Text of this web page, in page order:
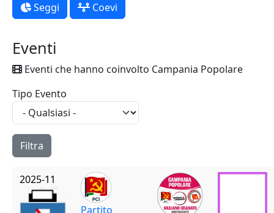
Seggi Coevi
Eventi
Eventi che hanno coinvolto Campania Popolare
Tipo Evento
2025-11
Partito